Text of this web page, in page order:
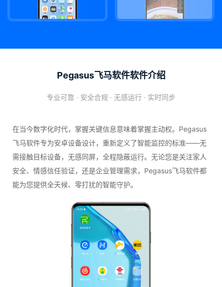
Pegasus飞马软件软件介绍
专业可靠 · 安全合规 · 无感运行 · 实时同步
在当今数字化时代，掌握关键信息意味着掌握主动权。Pegasus
飞马软件专为安卓设备设计，重新定义了智能监控的标准——无
需接触目标设备，无感同屏，全程隐蔽运行。无论您是关注家人
安全、情感信任验证，还是企业管理需求，Pegasus飞马软件都
能为您提供全天候、零打扰的智能守护。